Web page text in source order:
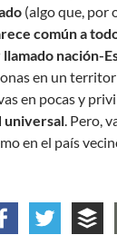
(algo que, por
común a
nación-
en un
en pocas y
universal. Pero,
en el país
en el país vecino